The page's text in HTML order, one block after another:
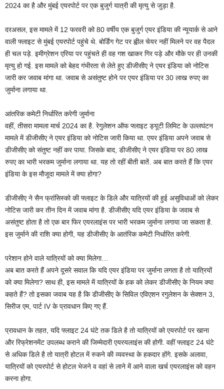
2024 का है और मुंबई एयरपोर्ट पर एक बुजुर्ग यात्री की मृत्‍यु से जुड़ा है.
दरअसल, इस मामले में 12 फरवरी को 80 वर्षीय एक बुजुर्ग एयर इंडिया की न्‍यूयार्क से आने
वाली फ्लाइट से मुंबई एयरपोर्ट पहुंचे थे. बोर्डिंग गेट पर ह्वील चेयर नहीं मिलने पर वह पैदल
ही चल पड़े. इमीग्रेशन एरिया पर पहुंचते ही वह गश खाकर गिर पड़े और मौके पर ही उनकी
मृत्‍यु हो गई. इस मामले को बेहद गंभीरता से लेते हुए डीजीसीए ने एयर इंडिया को नोटिस
जारी कर जवाब मांगा था. जवाब से असंतुष्‍ट होने पर एयर इंडिया पर 30 लाख रुपए का
जुर्माना लगाया था.
आंतरिक कमेटी निर्धारित करेगी जुर्माना
वहीं, तीसरा मामला मार्च 2024 का है. रेगुलेशन ऑफ फ्लाइट ड्यूटी लिमिट के उल्‍लघंटन
मामले में डीजीसीए ने एयर इंडिया को नोटिस जारी किया था. एयर इंडिया अपने जवाब से
डीजीसीए को संतुष्‍ट नहीं कर पाया. जिसके बाद, डीजीसीए ने एयर इंडिया पर 80 लाख
रुपए का भारी भरकम जुर्माना लगाया था. यह तो रहीं बीती बातें. अब बात करते हैं कि एयर
इंडिया के इस मौजूदा मामले में क्‍या होगा?
डीजीसीए ने सैन फ्रांसिस्‍को की फ्लाइट के डिले और यात्रियों की हुई असुविधाओं को लेकर
नोटिस जारी कर तीन दिन में जवाब मांगा है. डीजीसीए यदि एयर इंडिया के जवाब से
असंतुष्‍ट होता है तो एक बार फिर एयरलाइंस पर भारी भरकम जुर्माना लगाया जा सकता है.
इस जुर्माने की राशि क्‍या होगी, यह डीजीसीए के आतंरिक कमेटी निर्धारित करेगी.
परेशान होने वाले यात्रियों को क्‍या मिलेगा…
अब बात करते हैं अपने दूसरे सवाल कि यदि एयर इंडिया पर जुर्माना लगता है तो यात्रियों
को क्‍या मिलेगा? साथ ही, इस मामले में यात्रियों के हक को लेकर डीजीसीए के नियम क्‍या
कहते हैं? तो इसका जवाब यह है कि डीजीसीए के सिविल एविएशन रगुलेशन के सेक्‍शन 3,
सिरीज एम, पार्ट IV के प्रावधान किए गए हैं.
प्रावधान के तहत, यदि फ्लाइट 24 घंटे तक डिले है तो यात्रियों को एयरपोर्ट पर खाना
और रिफ्रेशनमेंट उपलब्‍ध कराने की जिम्‍मेदारी एयरयलाइंस की होगी. वहीं फ्लाइट 24 घंटे
से अधिक डिले है तो यात्री होटल में रुकने की व्‍यवस्‍था के हकदार होंगे. इसके अलावा,
यात्रियों को एयरपोर्ट से होटल भेजने व वहां से लाने में आने वाला खर्च एयरलाइंस को वहन
करना होगा.